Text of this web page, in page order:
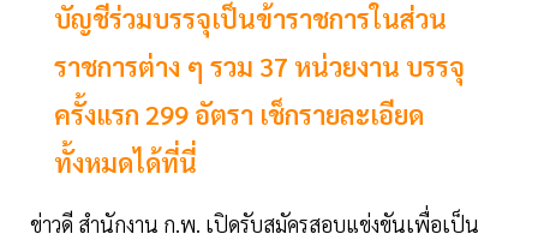
บัญชีร่วมบรรจุเป็นข้าราชการในส่วน
ราชการต่าง ๆ รวม 37 หน่วยงาน บรรจุ
ครั้งแรก 299 อัตรา เช็กรายละเอียด
ทั้งหมดได้ที่นี่
ข่าวดี สำนักงาน ก.พ. เปิดรับสมัครสอบแข่งขันเพื่อเป็น